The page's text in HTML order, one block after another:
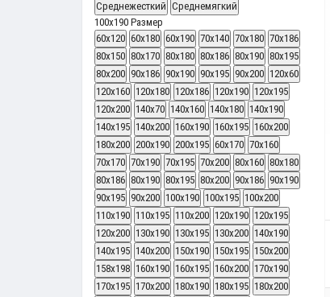
Среднежесткий Среднемягкий
100x190 Размер
60x120 60x180 60x190 70x140 70x180 70x186
80x150 80x170 80х180 80х186 80х190 80х195
80х200 90х186 90х190 90х195 90х200 120x60
120x160 120x180 120x186 120х190 120х195
120х200 140x70 140x160 140x180 140х190
140х195 140х200 160х190 160х195 160х200
180х200 200x190 200x195 60x170 70x160
70x170 70x190 70x195 70x200 80x160 80x180
80x186 80x190 80x195 80x200 90x186 90x190
90x195 90x200 100x190 100x195 100x200
110x190 110x195 110x200 120x190 120x195
120x200 130x190 130x195 130x200 140x190
140x195 140x200 150x190 150x195 150x200
158x198 160x190 160x195 160x200 170x190
170x195 170x200 180x190 180x195 180x200